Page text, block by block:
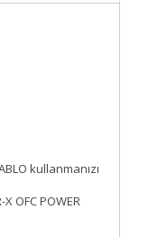
kullanmanızı
OFC POWER